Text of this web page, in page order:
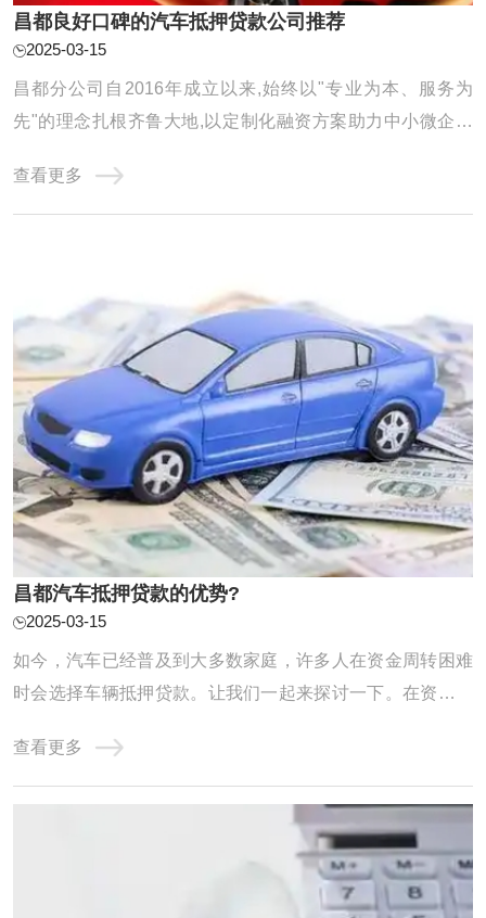
昌都良好口碑的汽车抵押贷款公司推荐
2025-03-15
昌都分公司自2016年成立以来,始终以"专业为本、服务为
先"的理念扎根齐鲁大地,以定制化融资方案助力中小微企业
得到显著增长,在亮眼数据的背后,是团队对服务品质的极致追
求和对客户需求的深刻洞察。 选择可靠的汽车抵押贷款公司
查看更多
昌都汽车抵押贷款的优势?
2025-03-15
如今，汽车已经普及到大多数家庭，许多人在资金周转困难
时会选择车辆抵押贷款。让我们一起来探讨一下。在资金周
有车的朋友来说，车辆抵押贷款可能是一个不错的选择。但
你是否真正了解这种贷款方式的优缺点？什么情况下才适合
选择车辆抵押贷款呢？ 【额度高】：根据信 ...
查看更多